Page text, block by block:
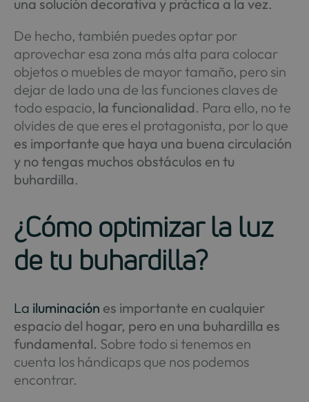
una solución decorativa y práctica a la vez.
De hecho, también puedes optar por
aprovechar esa zona más alta para colocar
objetos o muebles de mayor tamaño, pero sin
dejar de lado una de las funciones claves de
todo espacio, la funcionalidad. Para ello, no te
olvides de que eres el protagonista, por lo que
es importante que haya una buena circulación
y no tengas muchos obstáculos en tu
buhardilla.
¿Cómo optimizar la luz
de tu buhardilla?
La iluminación es importante en cualquier
espacio del hogar, pero en una buhardilla es
fundamental. Sobre todo si tenemos en
cuenta los hándicaps que nos podemos
encontrar.